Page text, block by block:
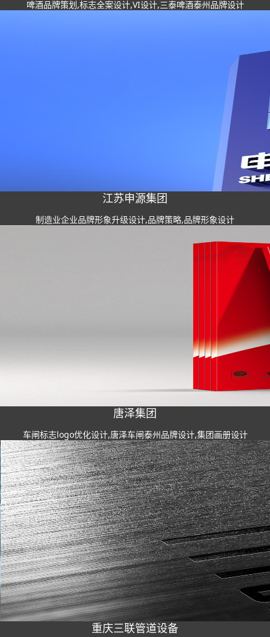
啤酒品牌策划,标志全案设计,VI设计,三泰啤酒泰州品牌设计
江苏申源集团
制造业企业品牌形象升级设计,品牌策略,品牌形象设计
唐泽集团
车闸标志logo优化设计,唐泽车闸泰州品牌设计,集团画册设计
重庆三联管道设备